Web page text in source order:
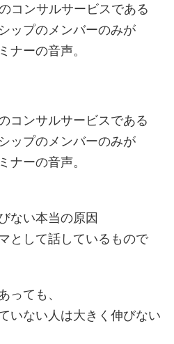
コンサルサービスである
ップのメンバーのみが
ーの音声。
コンサルサービスである
ップのメンバーのみが
ーの音声。
ない本当の原因
として話しているもので
っても、
いない人は大きく伸びない